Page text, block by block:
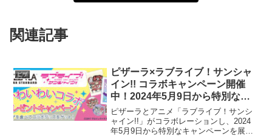
関連記事
ピザ
ピザーラ×ラブライブ！サンシャ
イン!! コラボキャンペーン開催
中！2024年5月9日から特別なプ
レゼントがもらえるチャンス！
ピザーラとアニメ「ラブライブ！サンシ
ャイン!!」がコラボレーションし、2024
年5月9日から特別なキャンペーンを展開